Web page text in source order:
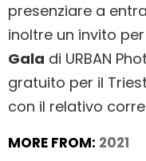
presenziare a
inoltre un invito
Gala di URBAN
gratuito per il
con il relativo
MORE FROM: 2021